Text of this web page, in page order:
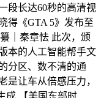
段长达60秒的高清视
得《GTA 5》发布至
｜秦章怯 此次，颁
本的人工智能帮手文
分区、数不清的通
让车从倍感压力，
成 【美国东部时